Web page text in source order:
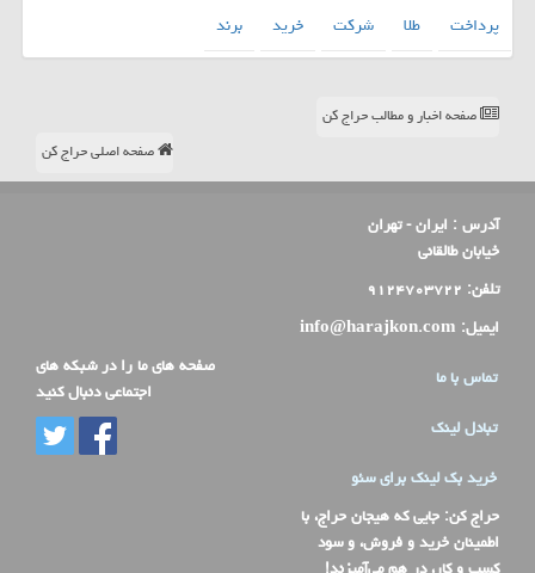
پرداخت
طلا شركت خرید برند
صفحه اخبار و مطالب حراج کن
صفحه اصلی حراج کن
آدرس : ایران - تهران
خیابان طالقانی
تلفن: ۹۱۲۴۷۰۳۷۲۲
ایمیل: info@harajkon.com
تماس با ما
تبادل لینک
خرید بک لینک برای سئو
حراج کن: جایی که هیجان حراج، با
اطمینان خرید و فروش، و سود
صفحه های ما را در شبکه های
اجتماعی دنبال کنید